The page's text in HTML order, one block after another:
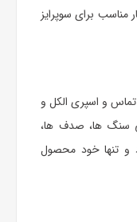
برای سوپرایز
و اسپری الکل و
سنگ ها، صدف ها،
و تنها خود محصول